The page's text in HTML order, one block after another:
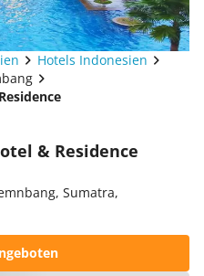
Hotels Indonesien
& Residence
Sumatra,